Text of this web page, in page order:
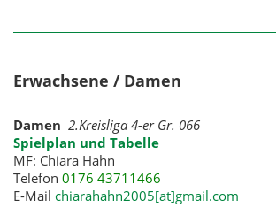
Erwachsene / Damen
Damen 2.Kreisliga 4-er Gr. 066
Spielplan und Tabelle
MF: Chiara Hahn
Telefon 0176 43711466
E-Mail chiarahahn2005[at]gmail.com